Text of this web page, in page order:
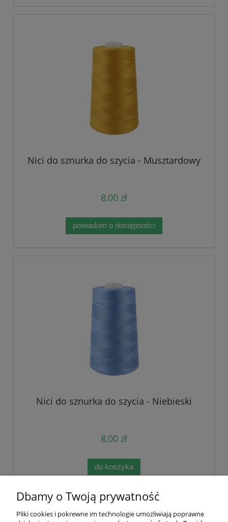
Nici do sznurka do szycia - Musztardowy
8,00 zł
powiadom o dostępności
Nici do sznurka do szycia - Niebieski
8,00 zł
do koszyka
« 1 2 3 4 5 ...
Dbamy o Twoją prywatność
Pliki cookies i pokrewne im technologie umożliwiają poprawne